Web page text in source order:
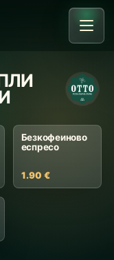
Безкофеиново
еспресо
1.90 €